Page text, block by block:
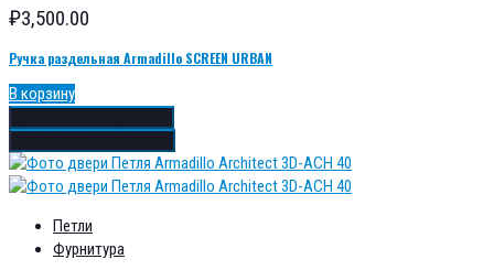
₽3,500.00
Ручка раздельная Armadillo SCREEN URBAN
В корзину
Петли
Фурнитура